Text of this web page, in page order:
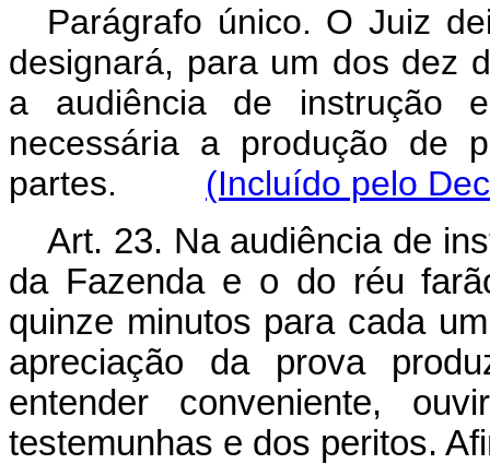
Parágrafo único. O Juiz
designará, para um dos dez
a audiência de instrução
necessária a produção de
partes. (Incluído pelo
Art. 23. Na audiência de
da Fazenda e o do réu
quinze minutos para cada
apreciação da prova
entender conveniente,
testemunhas e dos peritos.